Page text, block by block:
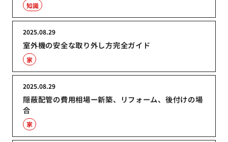
知識
室外機の安全な取り外し方完全ガイド
2025.08.29
家
隠蔽配管の費用相場ー新築、リフォーム、後付けの場
合
2025.08.29
家